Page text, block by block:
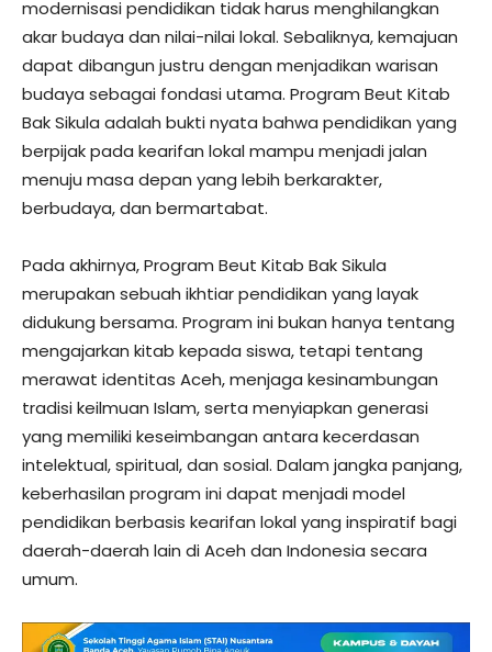
modernisasi pendidikan tidak harus menghilangkan
akar budaya dan nilai-nilai lokal. Sebaliknya, kemajuan
dapat dibangun justru dengan menjadikan warisan
budaya sebagai fondasi utama. Program Beut Kitab
Bak Sikula adalah bukti nyata bahwa pendidikan yang
berpijak pada kearifan lokal mampu menjadi jalan
menuju masa depan yang lebih berkarakter,
berbudaya, dan bermartabat.
Pada akhirnya, Program Beut Kitab Bak Sikula
merupakan sebuah ikhtiar pendidikan yang layak
didukung bersama. Program ini bukan hanya tentang
mengajarkan kitab kepada siswa, tetapi tentang
merawat identitas Aceh, menjaga kesinambungan
tradisi keilmuan Islam, serta menyiapkan generasi
yang memiliki keseimbangan antara kecerdasan
intelektual, spiritual, dan sosial. Dalam jangka panjang,
keberhasilan program ini dapat menjadi model
pendidikan berbasis kearifan lokal yang inspiratif bagi
daerah-daerah lain di Aceh dan Indonesia secara
umum.